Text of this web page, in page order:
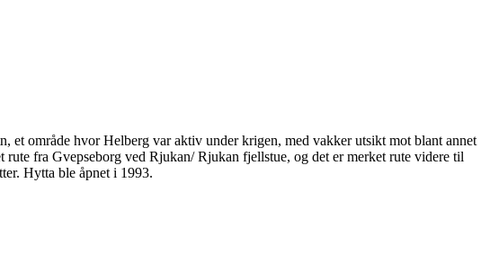
et område hvor Helberg var aktiv under krigen, med vakker utsikt mot blant annet
fra Gvepseborg ved Rjukan/ Rjukan fjellstue, og det er merket rute videre til
Hytta ble åpnet i 1993.